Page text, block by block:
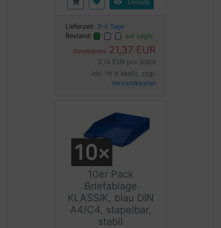
Details
Lieferzeit: 3-4 Tage
Bestand:
auf Lager
Sonderpreis21,37 EUR
2,14 EUR pro Stück
inkl. 19 % MwSt. zzgl.
Versandkosten
10er Pack
Briefablage
KLASSIK, blau DIN
A4/C4, stapelbar,
stabil